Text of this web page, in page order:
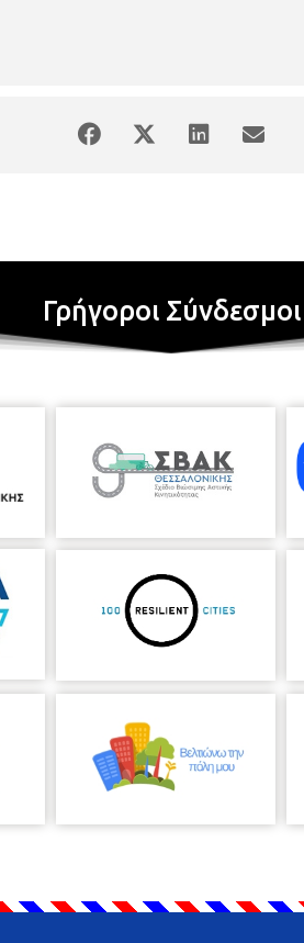
Γρήγοροι Σύνδεσμοι